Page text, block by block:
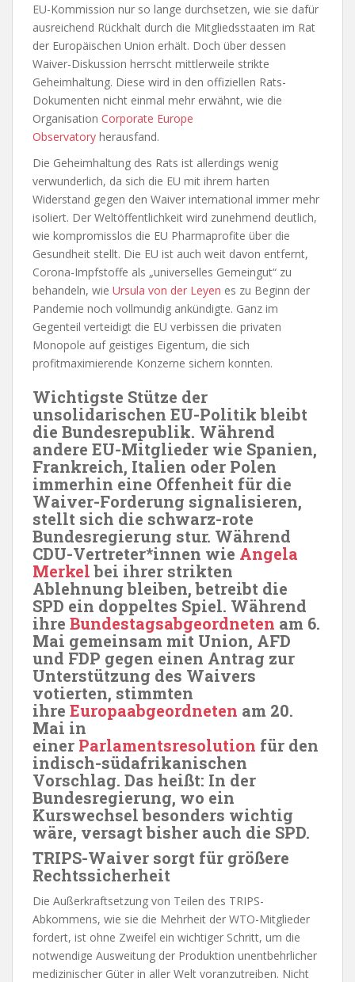
EU-Kommission nur so lange durchsetzen, wie sie dafür
ausreichend Rückhalt durch die Mitgliedsstaaten im Rat
der Europäischen Union erhält. Doch über dessen
Waiver-Diskussion herrscht mittlerweile strikte
Geheimhaltung. Diese wird in den offiziellen Rats-
Dokumenten nicht einmal mehr erwähnt, wie die
Organisation Corporate Europe
Observatory herausfand.
Die Geheimhaltung des Rats ist allerdings wenig
verwunderlich, da sich die EU mit ihrem harten
Widerstand gegen den Waiver international immer mehr
isoliert. Der Weltöffentlichkeit wird zunehmend deutlich,
wie kompromisslos die EU Pharmaprofite über die
Gesundheit stellt. Die EU ist auch weit davon entfernt,
Corona-Impfstoffe als „universelles Gemeingut“ zu
behandeln, wie Ursula von der Leyen es zu Beginn der
Pandemie noch vollmundig ankündigte. Ganz im
Gegenteil verteidigt die EU verbissen die privaten
Monopole auf geistiges Eigentum, die sich
profitmaximierende Konzerne sichern konnten.
Wichtigste Stütze der
unsolidarischen EU-Politik bleibt
die Bundesrepublik. Während
andere EU-Mitglieder wie Spanien,
Frankreich, Italien oder Polen
immerhin eine Offenheit für die
Waiver-Forderung signalisieren,
stellt sich die schwarz-rote
Bundesregierung stur. Während
CDU-Vertreter*innen wie Angela
Merkelbei ihrer strikten
Ablehnung bleiben, betreibt die
SPD ein doppeltes Spiel. Während
ihre Bundestagsabgeordneten am 6.
Mai gemeinsam mit Union, AFD
und FDP gegen einen Antrag zur
Unterstützung des Waivers
votierten, stimmten
ihre Europaabgeordneten am 20.
Mai in
einer Parlamentsresolution für den
indisch-südafrikanischen
Vorschlag. Das heißt: In der
Bundesregierung, wo ein
Kurswechsel besonders wichtig
wäre, versagt bisher auch die SPD.
TRIPS-Waiver sorgt für größere
Rechtssicherheit
Die Außerkraftsetzung von Teilen des TRIPS-
Abkommens, wie sie die Mehrheit der WTO-Mitglieder
fordert, ist ohne Zweifel ein wichtiger Schritt, um die
notwendige Ausweitung der Produktion unentbehrlicher
medizinischer Güter in aller Welt voranzutreiben. Nicht